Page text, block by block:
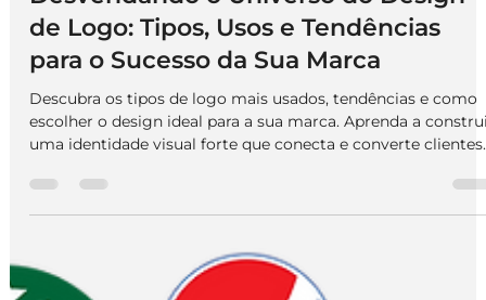
We Do Logos
17 de jul. de 2025
3 min de leitura
Marca
Desvendando o Universo do Design
de Logo: Tipos, Usos e Tendências
para o Sucesso da Sua Marca
Descubra os tipos de logo mais usados, tendências e como